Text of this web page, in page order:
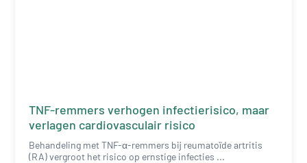
TNF-remmers verhogen infectierisico, maar
verlagen cardiovasculair risico
Behandeling met TNF-α-remmers bij reumatoïde artritis
(RA) vergroot het risico op ernstige infecties ...